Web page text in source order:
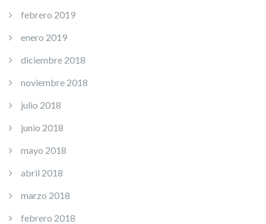
febrero 2019
enero 2019
diciembre 2018
noviembre 2018
julio 2018
junio 2018
mayo 2018
abril 2018
marzo 2018
febrero 2018